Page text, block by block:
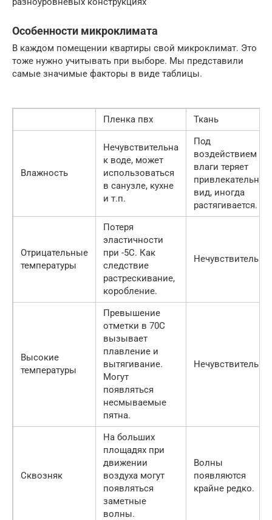
Особенности микроклимата
В каждом помещении квартиры свой микроклимат. Это
тоже нужно учитывать при выборе. Мы представили
самые значимые факторы в виде таблицы.
Пленка пвх Ткань
Влажность
Нечувствительна
к воде, может
использоваться
в санузле, кухне
и т.п.
Под
воздействием
влаги теряет
привлекательный
вид, иногда
растягивается.
Отрицательные
температуры
Потеря
эластичности
при -5С. Как
следствие
растрескивание,
коробление.
Нечувствительна.
Высокие
температуры
Превышение
отметки в 70С
вызывает
плавление и
вытягивание.
Могут
появляться
несмываемые
пятна.
Нечувствительна.
Сквозняк
На больших
площадях при
движении
воздуха могут
появляться
заметные
волны.
Волны
появляются
крайне редко.